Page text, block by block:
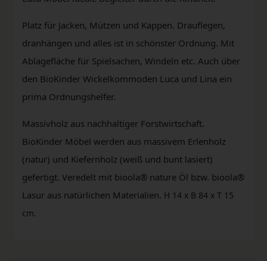
Platz für Jacken, Mützen und Kappen. Drauflegen,
dranhängen und alles ist in schönster Ordnung. Mit
Ablagefläche für Spielsachen, Windeln etc. Auch über
den BioKinder Wickelkommoden Luca und Lina ein
prima Ordnungshelfer.
Massivholz aus nachhaltiger Forstwirtschaft.
BioKinder Möbel werden aus massivem Erlenholz
(natur) und Kiefernholz (weiß und bunt lasiert)
gefertigt. Veredelt mit bioola® nature Öl bzw. bioola®
Lasur aus natürlichen Materialien. H 14 x B 84 x T 15
cm.